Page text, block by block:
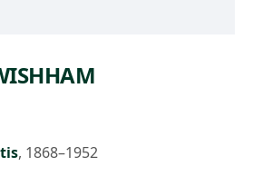
, 1868–1952